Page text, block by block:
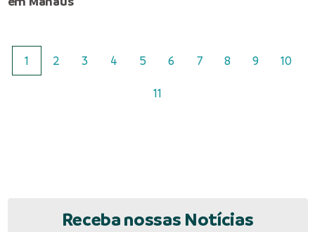
1 2 3 4 5 6 7 8 9 10
11
Receba nossas Notícias